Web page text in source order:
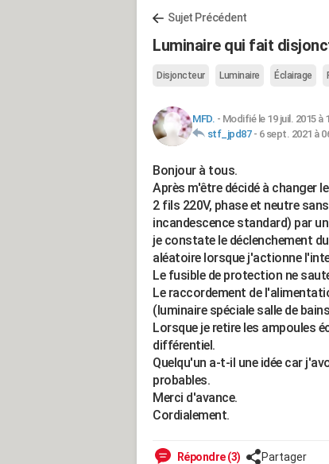
Sujet Précédent
Luminaire qui fait
Disjoncteur Luminaire Éclairage
MFD. - Modifié le 19 juil. 2015 à
stf_jpd87- 6 sept. 2021 à
Bonjour à tous.
Après m'être décidé à changer
2 fils 220V, phase et neutre
incandescence standard) par
je constate le déclenchement
aléatoire lorsque j'actionne
Le fusible de protection ne
Le raccordement de
(luminaire spéciale salle de
Lorsque je retire les ampoules
différentiel.
Quelqu'un a-t-il une idée car
probables.
Merci d'avance.
Cordialement.
Répondre (3) Partager